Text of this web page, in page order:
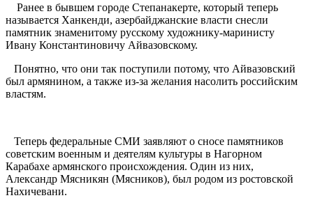
Ранее в бывшем городе Степанакерте, который теперь
называется Ханкенди, азербайджанские власти снесли
памятник знаменитому русскому художнику-маринисту
Ивану Константиновичу Айвазовскому.
Понятно, что они так поступили потому, что Айвазовский
был армянином, а также из-за желания насолить российским
властям.
Теперь федеральные СМИ заявляют о сносе памятников
советским военным и деятелям культуры в Нагорном
Карабахе армянского происхождения. Один из них,
Александр Мясникян (Мясников), был родом из ростовской
Нахичевани.